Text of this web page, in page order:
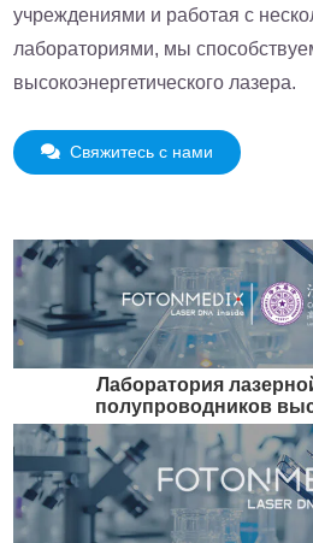
учреждениями и работая с
лабораториями, мы
высокоэнергетического лазера.
Свяжитесь с нами
Лаборатория
полупроводников